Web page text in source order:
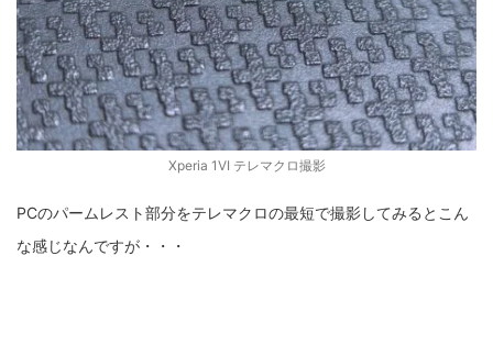
Xperia 1VI テレマクロ撮影
PCのパームレスト部分をテレマクロの最短で撮影してみるとこん
な感じなんですが・・・